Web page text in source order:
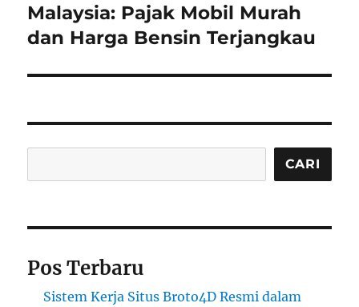
post:
Malaysia: Pajak Mobil Murah
dan Harga Bensin Terjangkau
CARI
Pos Terbaru
Sistem Kerja Situs Broto4D Resmi dalam